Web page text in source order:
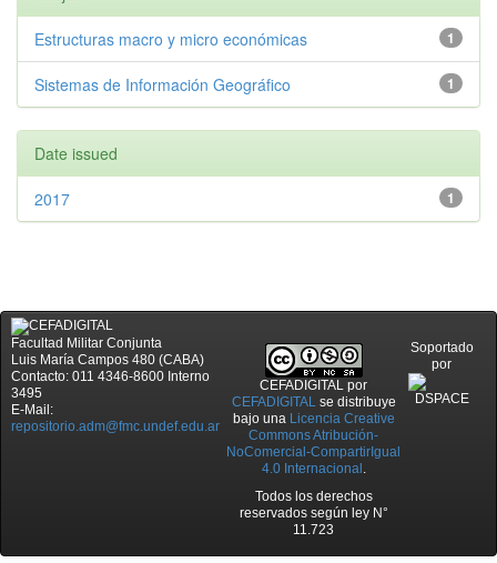
1
Estructuras macro y micro económicas
1
Sistemas de Información Geográfico
Date issued
1
2017
Facultad Militar Conjunta
Luis María Campos 480 (CABA)
Contacto: 011 4346-8600 Interno
3495
E-Mail:
repositorio.adm@fmc.undef.edu.ar
CEFADIGITAL por
CEFADIGITALse distribuye
bajo una Licencia Creative
Commons Atribución-
NoComercial-CompartirIgual
4.0 Internacional .
Todos los derechos
reservados según ley N°
11.723
Soportado
por